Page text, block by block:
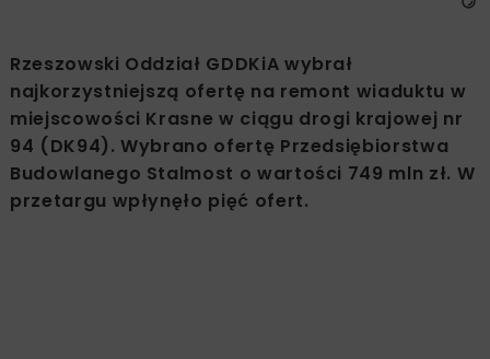
Rzeszowski Oddział GDDKiA wybrał
najkorzystniejszą ofertę na remont wiaduktu w
miejscowości Krasne w ciągu drogi krajowej nr
94 (DK94). Wybrano ofertę Przedsiębiorstwa
Budowlanego Stalmost o wartości 749 mln zł. W
przetargu wpłynęło pięć ofert.